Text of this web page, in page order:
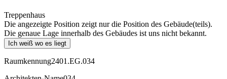
Treppenhaus
Die angezeigte Position zeigt nur die Position des Gebäude(teils).
Die genaue Lage innerhalb des Gebäudes ist uns nicht bekannt.
Ich weiß wo es liegt
Raumkennung2401.EG.034